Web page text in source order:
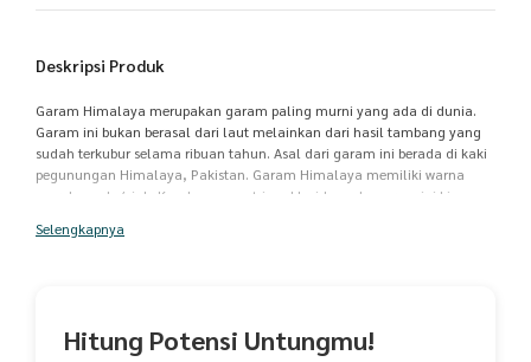
Deskripsi Produk
Garam Himalaya merupakan garam paling murni yang ada di dunia.
Garam ini bukan berasal dari laut melainkan dari hasil tambang yang
sudah terkubur selama ribuan tahun. Asal dari garam ini berada di kaki
pegunungan Himalaya, Pakistan. Garam Himalaya memiliki warna
merah muda/pink. Kandungan natrium klorida pada garam ini bisa
magnesiaum, kalsium, dan sulfur. Warna merah muda pada garam
Organ Tubuh 7. Dapat Mengontrol Tekanan Darah KOMPOSISI : 100%
Selengkapnya
Hitung Potensi Untungmu!